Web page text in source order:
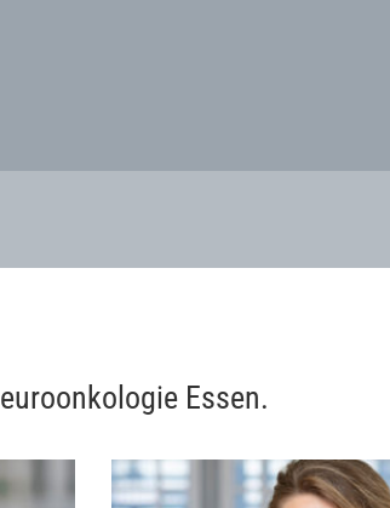
Essen.